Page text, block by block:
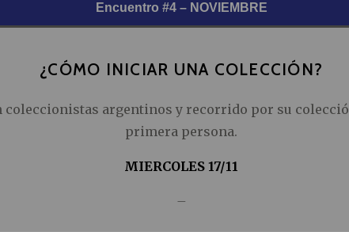
Encuentro #4 – NOVIEMBRE
¿CÓMO INICIAR UNA COLECCIÓN?
coleccionistas argentinos y recorrido por su
primera persona.
MIERCOLES 17/11
–